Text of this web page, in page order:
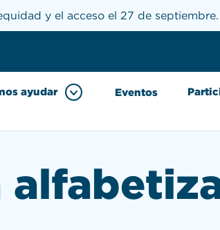
y el acceso el 27 de septiembre.
ayudar Eventos